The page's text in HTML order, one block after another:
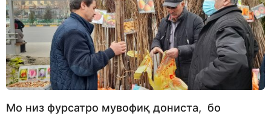
Мо низ фурсатро мувофиқ дониста, бо